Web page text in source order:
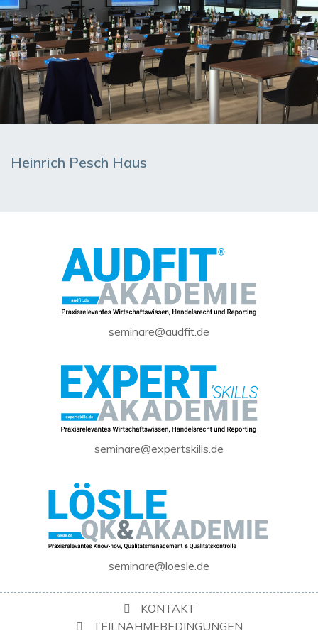
Heinrich Pesch Haus
seminare@audfit.de
seminare@expertskills.de
seminare@loesle.de
KONTAKT
TEILNAHMEBEDINGUNGEN